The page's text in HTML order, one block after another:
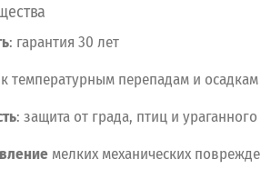
: гарантия 30 лет
ктемпературным перепадам и осадкам
: защита от града, птиц и ураганного
мелких механических